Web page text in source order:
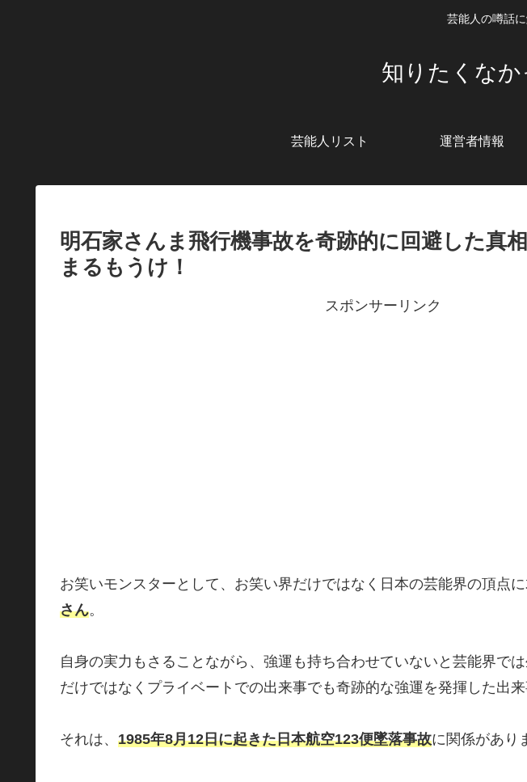
芸能人の噂話
知りたくな
芸能人リスト 運営者情報
明石家さんま飛行機事故を奇跡的に回避した真
まるもうけ！
スポンサーリンク
お笑いモンスターとして、お笑い界だけではなく日本の芸能界の頂点
さん。
自身の実力もさることながら、強運も持ち合わせていないと芸能界で
だけではなくプライベートでの出来事でも奇跡的な強運を発揮した出来
それは、 1985年8月12日に起きた日本航空123便墜落事故に関係があり